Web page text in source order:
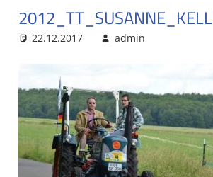
22.12.2017 admin